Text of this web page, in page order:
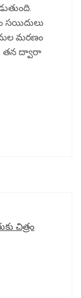
సయిదులు
మరణం
తన ద్వారా
చిత్రం